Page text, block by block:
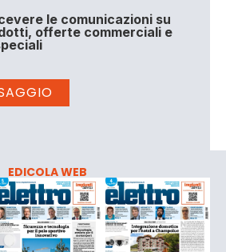
le comunicazioni su
offerte commerciali e
EDICOLA WEB